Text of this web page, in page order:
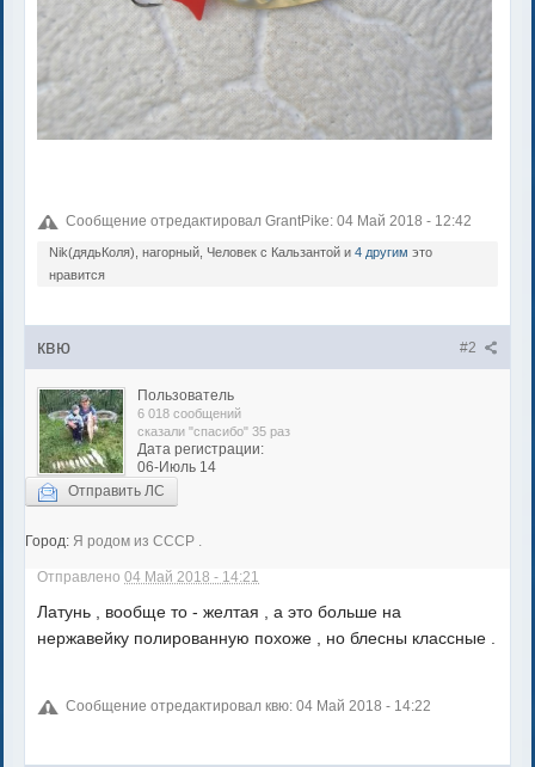
Сообщение отредактировал GrantPike: 04 Май 2018 - 12:42
Nik(дядьКоля), нагорный, Человек с Кальзантой и4 другим это
нравится
#2
квю
Пользователь
6 018 сообщений
сказали "спасибо" 35 раз
Дата регистрации:
06-Июль 14
Отправить ЛС
Город: Я родом из СССР .
Отправлено04 Май 2018 - 14:21
Латунь , вообще то - желтая , а это больше на
нержавейку полированную похоже , но блесны классные .
Сообщение отредактировал квю: 04 Май 2018 - 14:22